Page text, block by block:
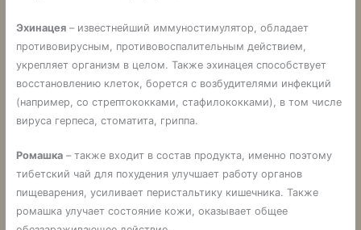
Эхинацея– известнейший иммуностимулятор, обладает
противовирусным, противовоспалительным действием,
укрепляет организм в целом. Также эхинацея способствует
восстановлению клеток, борется с возбудителями инфекций
(например, со стрептококками, стафилококками), в том числе
вируса герпеса, стоматита, гриппа.
Ромашка– также входит в состав продукта, именно поэтому
тибетский чай для похудения улучшает работу органов
пищеварения, усиливает перистальтику кишечника. Также
ромашка улучает состояние кожи, оказывает общее